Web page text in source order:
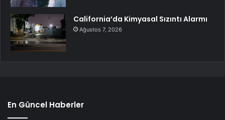
California’da Kimyasal Sızıntı Alarmı
Ağustos 7, 2026
En Güncel Haberler